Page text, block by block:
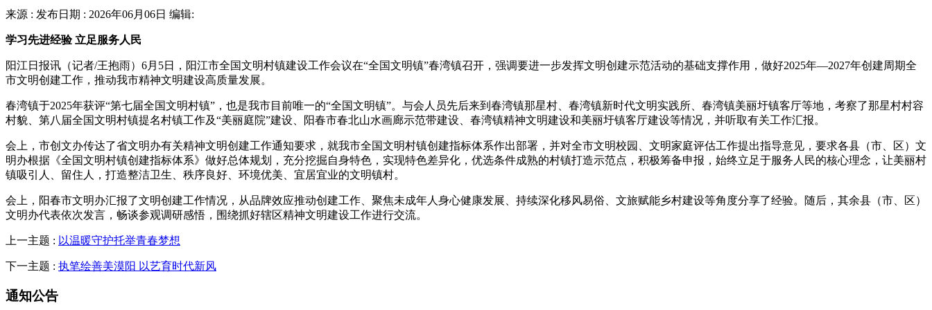
来源 : 发布日期 : 2026年06月06日 编辑:
学习先进经验 立足服务人民
阳江日报讯（记者/王抱雨）6月5日，阳江市全国文明村镇建设工作会议在“全国文明镇”春湾镇召开，强调要进一步发挥文明创建示范活动的基础支撑作用，做好2025年—2027年创建周期全
市文明创建工作，推动我市精神文明建设高质量发展。
春湾镇于2025年获评“第七届全国文明村镇”，也是我市目前唯一的“全国文明镇”。与会人员先后来到春湾镇那星村、春湾镇新时代文明实践所、春湾镇美丽圩镇客厅等地，考察了那星村村容
村貌、第八届全国文明村镇提名村镇工作及“美丽庭院”建设、阳春市春北山水画廊示范带建设、春湾镇精神文明建设和美丽圩镇客厅建设等情况，并听取有关工作汇报。
会上，市创文办传达了省文明办有关精神文明创建工作通知要求，就我市全国文明村镇创建指标体系作出部署，并对全市文明校园、文明家庭评估工作提出指导意见，要求各县（市、区）文
明办根据《全国文明村镇创建指标体系》做好总体规划，充分挖掘自身特色，实现特色差异化，优选条件成熟的村镇打造示范点，积极筹备申报，始终立足于服务人民的核心理念，让美丽村
镇吸引人、留住人，打造整洁卫生、秩序良好、环境优美、宜居宜业的文明镇村。
会上，阳春市文明办汇报了文明创建工作情况，从品牌效应推动创建工作、聚焦未成年人身心健康发展、持续深化移风易俗、文旅赋能乡村建设等角度分享了经验。随后，其余县（市、区）
文明办代表依次发言，畅谈参观调研感悟，围绕抓好辖区精神文明建设工作进行交流。
上一主题 : 以温暖守护托举青春梦想
下一主题 : 执笔绘善美漠阳 以艺育时代新风
通知公告